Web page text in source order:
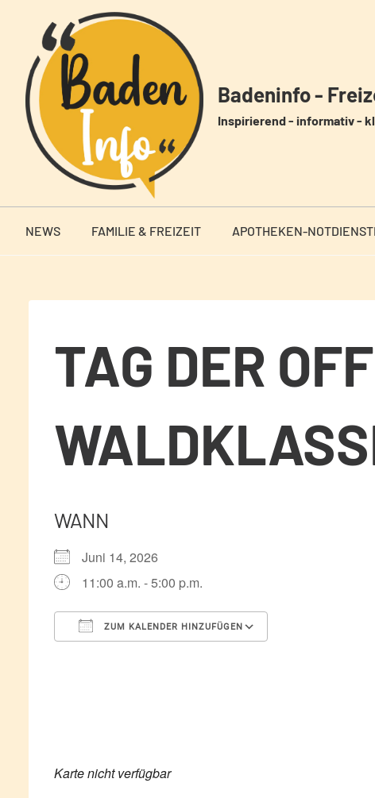
springen
Badeninfo -
Inspirierend - informativ -
NEWS FAMILIE & FREIZEIT APOTHEKEN-
TAG DER
WANN
Juni 14, 2026
11:00 a.m. - 5:00 p.m.
ZUM KALENDER HINZUFÜGEN
Karte nicht verfügbar